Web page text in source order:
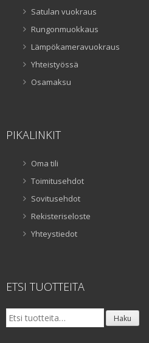
Satulan vuokraus
Rungonmuokkaus
Lämpökameravuokraus
Yhteistyössä
Osamaksu
PIKALINKIT
Oma tili
Toimitusehdot
Sovitusehdot
Rekisteriseloste
Yhteystiedot
ETSI TUOTTEITA
Etsi: Haku